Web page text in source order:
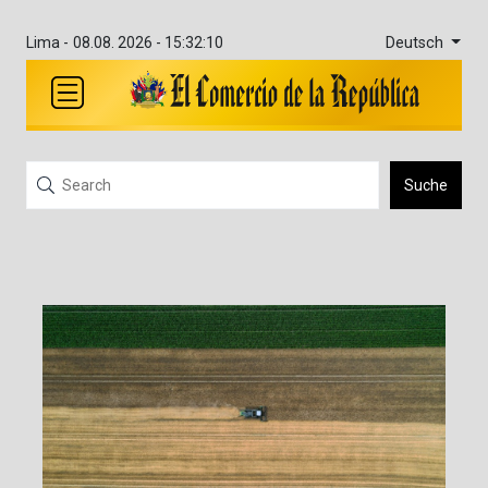
Lima - 08.08. 2026 - 15:32:10 Deutsch
Suche